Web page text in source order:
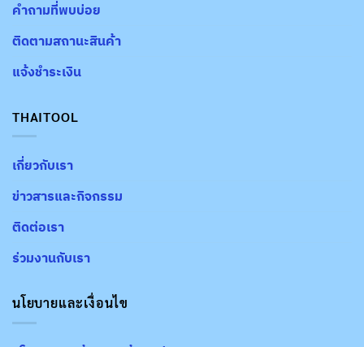
คำถามที่พบบ่อย
ติดตามสถานะสินค้า
แจ้งชำระเงิน
THAITOOL
เกี่ยวกับเรา
ข่าวสารและกิจกรรม
ติดต่อเรา
ร่วมงานกับเรา
นโยบายและเงื่อนไข